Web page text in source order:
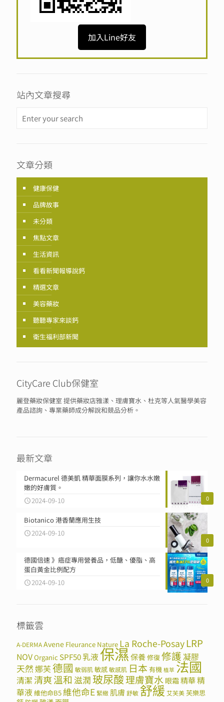
加入Line好友
站內文章搜尋
文章分類
健康保健
品牌故事
未分類
焦點文章
生活資訊
看看新聞報導說鈣
精選文章
美容藥妝
聽聽專家來談鈣
衛生福利部新聞
CityCare Club保健室
麗登藥妝保健室 提供藥妝店雅漾、理膚寶水、杜克等人氣醫學美容
產品諮詢、專業藥師成分解說和競品分析。
最新文章
0
Dermacurel 德美凱 精華面膜系列，讓你水水嫩
嫩的好膚質。
2024-09-10
0
Biotanico 港香蘭應用生技
2024-09-10
0
德國倍速 》癌症專用營養品，低醣、優脂、高
蛋白黃金比例配方
2024-09-10
標籤雲
A-DERMAAvene Fleurance Nature La Roche-PosayLRP
NOVOrganic SPF50乳液保濕保養修復修護凝膠
天然娜芙德國 敏弱肌敏感敏感肌 日本 有機 植萃 法國
清潔清爽溫和 滋潤 玻尿酸理膚寶水 眼霜精華精
華液維他命B5 維他命E 緊緻 肌膚 舒敏 舒緩 艾芙美芙樂思